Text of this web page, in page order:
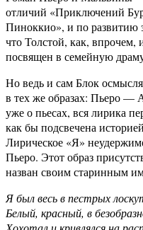
отличий «Приключений
Пиноккио», и по развитию
что Толстой, как, впрочем,
посвящен в семейную
Но ведь и сам Блок
в тех же образах: Пьеро
уже о пьесах, вся лирика
как бы подсвечена
Лирическое «Я»
Пьеро. Этот образ
назван своим старинным
Я был весь в пестрых
Белый, красный, в